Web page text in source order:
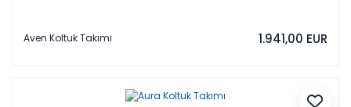
Aven Koltuk Takımı 1.941,00 EUR